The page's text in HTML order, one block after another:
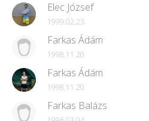
Elec József
1999.02.23
Farkas Ádám
1998.11.20
Farkas Ádám
1998.11.20
Farkas Balázs